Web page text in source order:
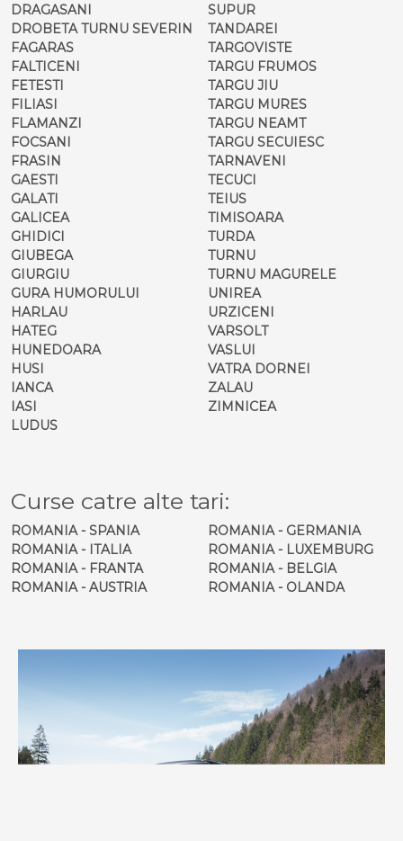
DRAGASANI
DROBETA TURNU SEVERIN
FAGARAS
FALTICENI
FETESTI
FILIASI
FLAMANZI
FOCSANI
FRASIN
GAESTI
GALATI
GALICEA
GHIDICI
GIUBEGA
GIURGIU
GURA HUMORULUI
HARLAU
HATEG
HUNEDOARA
HUSI
IANCA
IASI
LUDUS
SUPUR
TANDAREI
TARGOVISTE
TARGU FRUMOS
TARGU JIU
TARGU MURES
TARGU NEAMT
TARGU SECUIESC
TARNAVENI
TECUCI
TEIUS
TIMISOARA
TURDA
TURNU
TURNU MAGURELE
UNIREA
URZICENI
VARSOLT
VASLUI
VATRA DORNEI
ZALAU
ZIMNICEA
Curse catre alte tari:
ROMANIA - SPANIA
ROMANIA - ITALIA
ROMANIA - FRANTA
ROMANIA - AUSTRIA
ROMANIA - GERMANIA
ROMANIA - LUXEMBURG
ROMANIA - BELGIA
ROMANIA - OLANDA